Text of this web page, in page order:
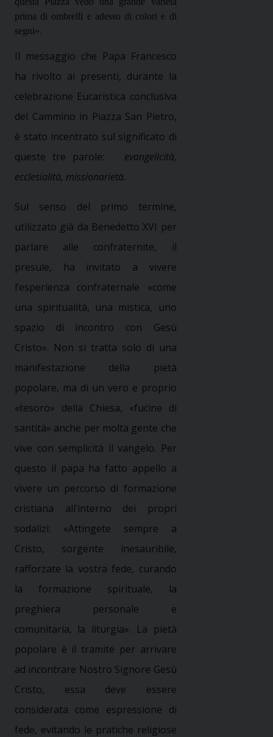
prima di ombrelli e adesso di colori e di
segni».
Il messaggio che Papa Francesco
ha rivolto ai presenti, durante la
celebrazione Eucaristica conclusiva
del Cammino in Piazza San Pietro,
è stato incentrato sul significato di
queste tre parole:
evangelicità,
ecclesialità, missionarietà.
Sul senso del primo termine,
utilizzato già da Benedetto XVI per
parlare alle confraternite, il
presule, ha invitato a vivere
l’esperienza confraternale «come
una spiritualità, una mistica, uno
spazio di incontro con Gesù
Cristo». Non si tratta solo di una
manifestazione della pietà
popolare, ma di un vero e proprio
«tesoro» della Chiesa, «fucine di
santità» anche per molta gente che
vive con semplicità il vangelo. Per
questo il papa ha fatto appello a
vivere un percorso di formazione
cristiana all’interno dei propri
sodalizi: «Attingete sempre a
Cristo, sorgente inesauribile,
rafforzate la vostra fede, curando
la formazione spirituale, la
preghiera personale e
comunitaria, la liturgia». La pietà
popolare è il tramite per arrivare
ad incontrare Nostro Signore Gesù
Cristo, essa deve essere
considerata come espressione di
fede, evitando le pratiche religiose